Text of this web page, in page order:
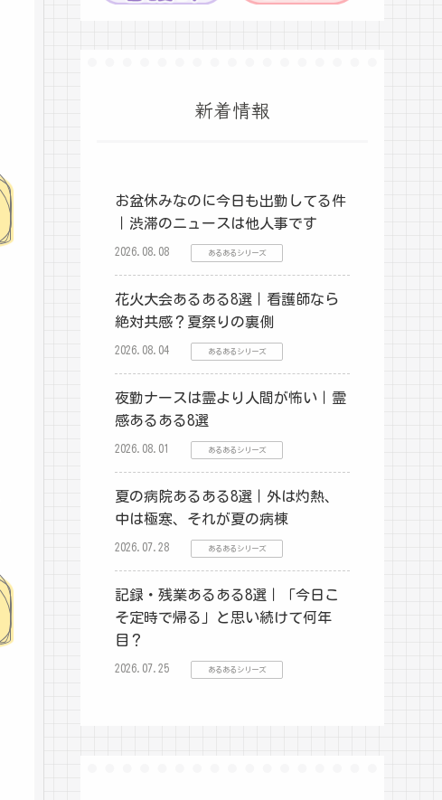
新着情報
お盆休みなのに今日も出勤してる件
｜渋滞のニュースは他人事です
2026.08.08 あるあるシリーズ
花火大会あるある8選｜看護師なら
絶対共感？夏祭りの裏側
2026.08.04 あるあるシリーズ
夜勤ナースは霊より人間が怖い｜霊
感あるある8選
2026.08.01 あるあるシリーズ
夏の病院あるある8選｜外は灼熱、
中は極寒、それが夏の病棟
2026.07.28 あるあるシリーズ
記録・残業あるある8選｜「今日こ
そ定時で帰る」と思い続けて何年
目？
2026.07.25 あるあるシリーズ